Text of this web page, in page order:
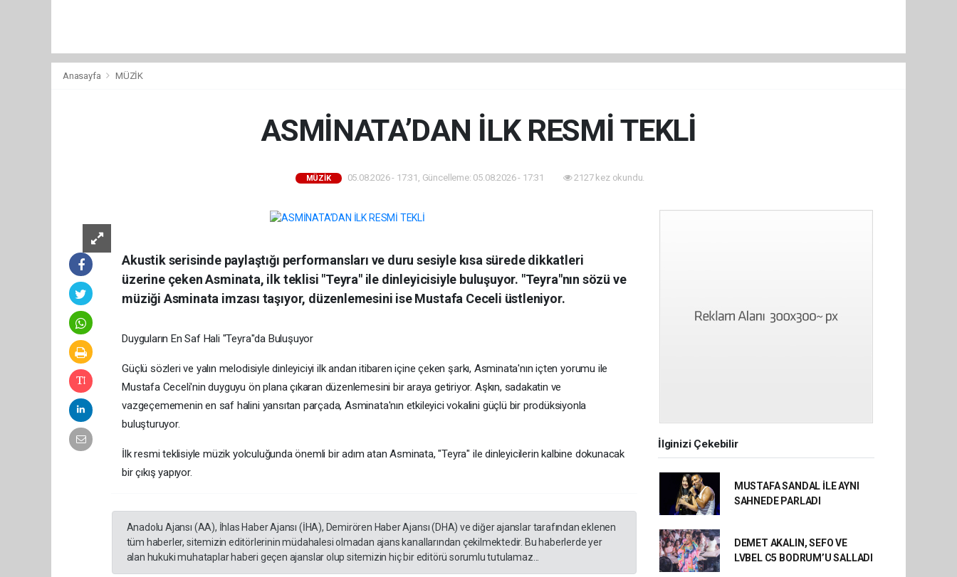
Anasayfa MÜZİK
ASMİNATA’DAN İLK RESMİ TEKLİ
MÜZİK 05.08.2026 - 17:31, Güncelleme: 05.08.2026 - 17:31 2127 kez okundu.
Akustik serisinde paylaştığı performansları ve duru sesiyle kısa sürede dikkatleri
üzerine çeken Asminata, ilk teklisi "Teyra" ile dinleyicisiyle buluşuyor. "Teyra"nın sözü ve
müziği Asminata imzası taşıyor, düzenlemesini ise Mustafa Ceceli üstleniyor.
Duyguların En Saf Hali "Teyra"da Buluşuyor
Güçlü sözleri ve yalın melodisiyle dinleyiciyi ilk andan itibaren içine çeken şarkı, Asminata'nın içten yorumu ile
Mustafa Ceceli'nin duyguyu ön plana çıkaran düzenlemesini bir araya getiriyor. Aşkın, sadakatin ve
vazgeçememenin en saf halini yansıtan parçada, Asminata'nın etkileyici vokalini güçlü bir prodüksiyonla
buluşturuyor.
İlk resmi teklisiyle müzik yolculuğunda önemli bir adım atan Asminata, "Teyra" ile dinleyicilerin kalbine dokunacak
bir çıkış yapıyor.
Anadolu Ajansı (AA), İhlas Haber Ajansı (İHA), Demirören Haber Ajansı (DHA) ve diğer ajanslar tarafından eklenen
tüm haberler, sitemizin editörlerinin müdahalesi olmadan ajans kanallarından çekilmektedir. Bu haberlerde yer
alan hukuki muhataplar haberi geçen ajanslar olup sitemizin hiç bir editörü sorumlu tutulamaz...
İlginizi Çekebilir
MUSTAFA SANDAL İLE AYNI
SAHNEDE PARLADI
DEMET AKALIN, SEFO VE
LVBEL C5 BODRUM’U SALLADI